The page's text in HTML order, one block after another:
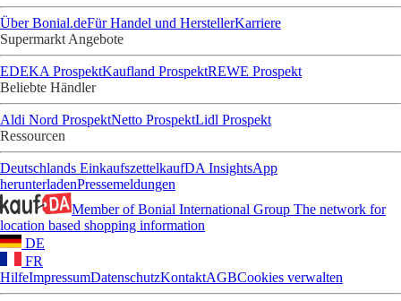
Über Bonial.deFür Handel und HerstellerKarriere
Supermarkt Angebote
EDEKA ProspektKaufland ProspektREWE Prospekt
Beliebte Händler
Aldi Nord ProspektNetto ProspektLidl Prospekt
Ressourcen
Deutschlands EinkaufszettelkaufDA InsightsApp
herunterladenPressemeldungen
Member of Bonial International Group The network for
location based shopping information
DE
FR
HilfeImpressumDatenschutzKontaktAGBCookies verwalten